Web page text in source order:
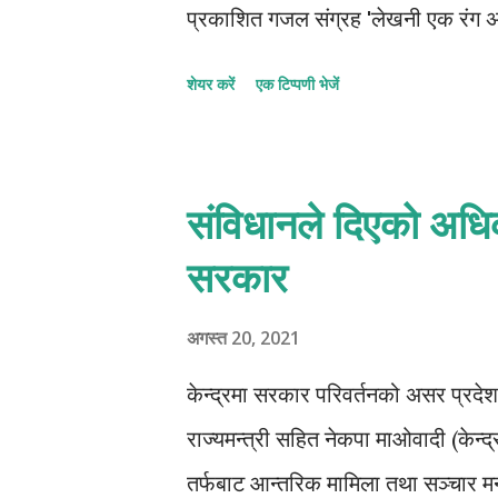
प्रकाशित गजल संग्रह 'लेखनी एक रंग
गजल दोहोरिएको छ । गजल संग्रहको
९६ वटा गजल रहेको छ । मलाई विमल
हुनकै लागि यस्तो कार्य गर्नु हुन्छ ।
नेपालका विद्वान समीक्षकहरूले भन्नु हुन्छ
शेयर करें एक टिप्पणी भेजें
संविधानले दिएको
सरकार
अगस्त 20, 2021
केन्द्रमा सरकार परिवर्तनको असर
राज्यमन्त्री सहित नेकपा माओवादी
तर्फबाट आन्तरिक मामिला तथा सञ्चार